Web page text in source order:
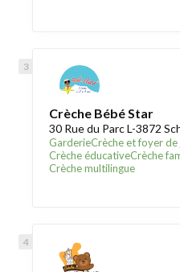
Crèche Bébé Star
30 Rue du Parc L-3872
GarderieCrèche et foyer
Crèche éducativeCrèche
Crèche multilingue